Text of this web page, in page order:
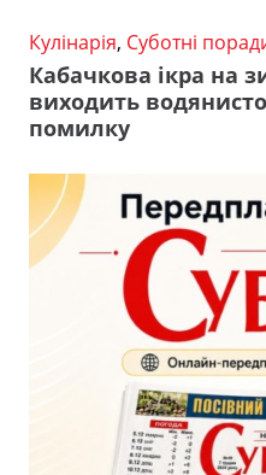
Кулінарія, Суботні
Кабачкова ікра на
виходить
помилку